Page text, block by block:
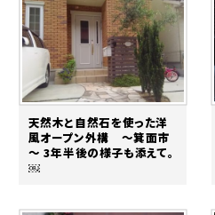
天然木と自然石を使った洋
風オープン外構 ～箕面市
～ 3年半後の様子も添えて。
￼